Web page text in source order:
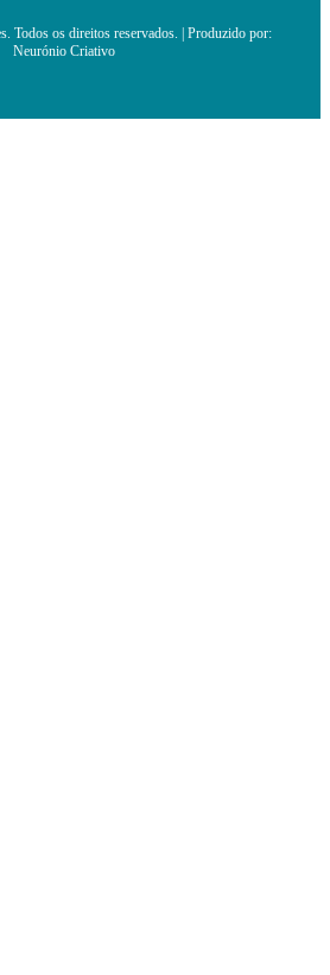
Todos os direitos reservados. | Produzido por:
Neurónio Criativo